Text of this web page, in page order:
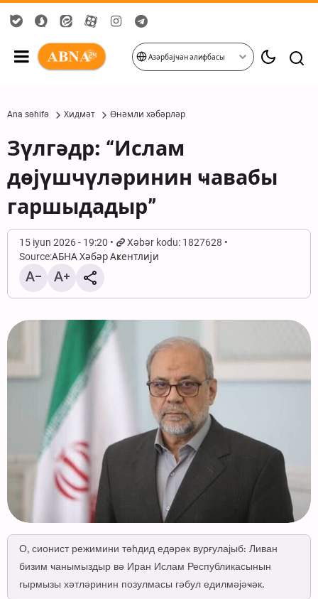
Азәрбајҹан әлифбасы
Ana səhifə Хидмәт Өнәмли хәбәрләр
Зүлгәдр: “Ислам
дөјүшчүләринин ҹавабы
гаршыдадыр”
15 iyun 2026 - 19:20
Xəbər kodu: 1827628
Source:АБНА Хәбәр Аҝентлији
О, сионист режимини тәһдид едәрәк вурғулајыб: Ливан
бизим ҹанымыздыр вә Иран Ислам Республикасынын
гырмызы хәтләринин позулмасы гәбул едилмәјәҹәк.